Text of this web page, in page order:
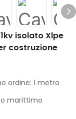
isolato Xlpe
costruzione
ordine: 1 metro
marittimo